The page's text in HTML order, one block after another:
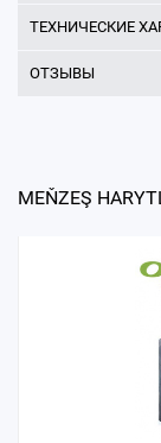
ТЕХНИЧЕСКИЕ
ОТЗЫВЫ
MEŇZEŞ